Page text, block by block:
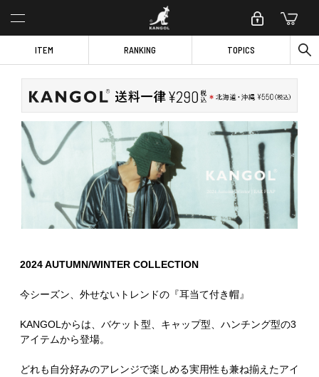
ITEM RANKING TOPICS
2024 AUTUMN/WINTER COLLECTION
今シーズン、外せないトレンドの『耳当て付き帽』
KANGOLからは、バケット型、キャップ型、ハンチング型の3
アイテムから登場。
どれも自分好みのアレンジで楽しめる実用性も兼ね揃えたアイ